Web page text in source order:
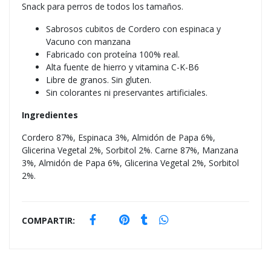
Snack para perros de todos los tamaños.
Sabrosos cubitos de Cordero con espinaca y
Vacuno con manzana
Fabricado con proteína 100% real.
Alta fuente de hierro y vitamina C-K-B6
Libre de granos. Sin gluten.
Sin colorantes ni preservantes artificiales.
Ingredientes
Cordero 87%, Espinaca 3%, Almidón de Papa 6%,
Glicerina Vegetal 2%, Sorbitol 2%. Carne 87%, Manzana
3%, Almidón de Papa 6%, Glicerina Vegetal 2%, Sorbitol
2%.
COMPARTIR: